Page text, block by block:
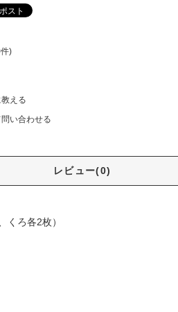
)
える
い合わせる
レビュー(0)
ろ各2枚）